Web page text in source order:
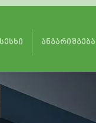
ანგარიშგება